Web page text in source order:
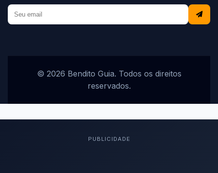
© 2026 Bendito Guia. Todos os direitos
reservados.